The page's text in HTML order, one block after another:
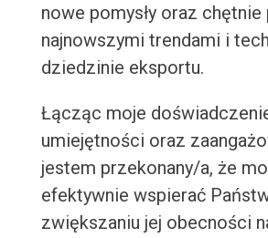
nowe pomysły oraz
najnowszymi trendami i
dziedzinie eksportu.
Łącząc moje
umiejętności oraz
jestem przekonany/a, że
efektywnie wspierać
zwiększaniu jej obecności